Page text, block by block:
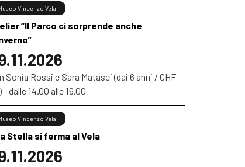
“Il Parco ci sorprende anche
Vincenzo Vela
Sonia Rossi e Sara Matasci (dai 6 anni / CHF
- dalle 14.00 alle 16.00
Stella si ferma al Vela
Vincenzo Vela